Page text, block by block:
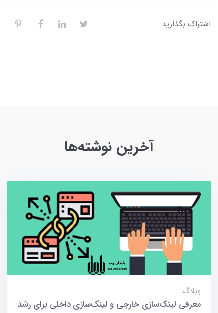
اشتراک بگذارید
آخرین نوشته‌ها
وبلاگ
معرفی لینک‌سازی خارجی و لینک‌سازی داخلی برای رشد